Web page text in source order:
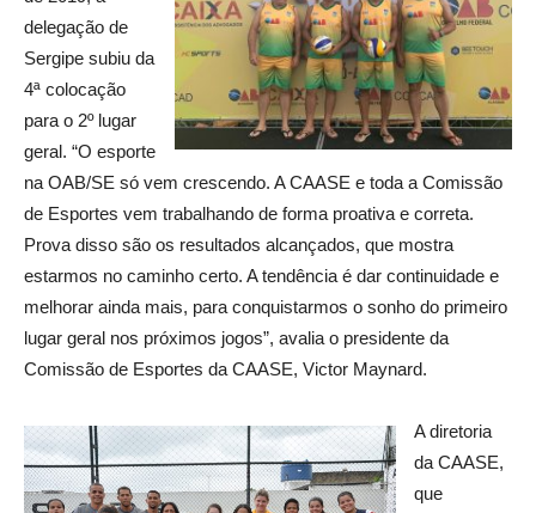
delegação de
Sergipe subiu da
4ª colocação
para o 2º lugar
geral. “O esporte
na OAB/SE só vem crescendo. A CAASE e toda a Comissão
de Esportes vem trabalhando de forma proativa e correta.
Prova disso são os resultados alcançados, que mostra
estarmos no caminho certo. A tendência é dar continuidade e
melhorar ainda mais, para conquistarmos o sonho do primeiro
lugar geral nos próximos jogos”, avalia o presidente da
Comissão de Esportes da CAASE, Victor Maynard.
A diretoria
da CAASE,
que